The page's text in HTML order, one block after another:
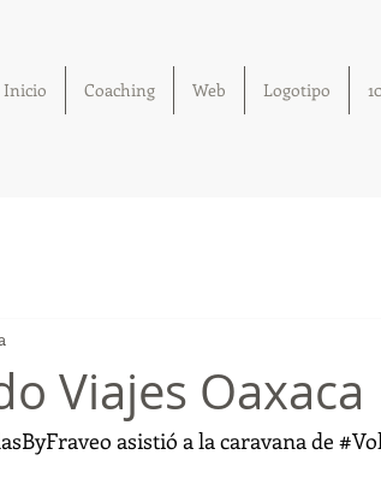
Inicio Coaching Web Logotipo
Viajes Oaxaca
asistió a la caravana de